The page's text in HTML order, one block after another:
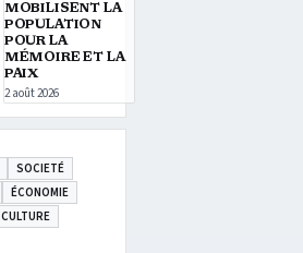
MOBILISENT LA
POPULATION
POUR LA
MÉMOIRE ET LA
PAIX
2 août 2026
SOCIETÉ
ÉCONOMIE
CULTURE